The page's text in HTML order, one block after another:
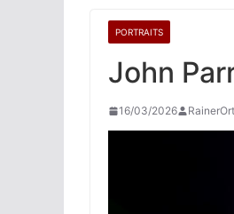
PORTRAITS
John
16/03/2026